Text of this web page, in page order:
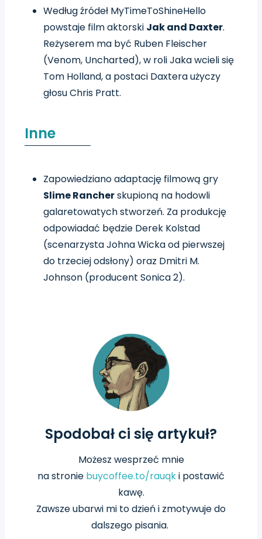
Według źródeł MyTimeToShineHello
powstaje film aktorski Jak and Daxter.
Reżyserem ma być Ruben Fleischer
(Venom, Uncharted), w roli Jaka wcieli się
Tom Holland, a postaci Daxtera użyczy
głosu Chris Pratt.
Inne
Zapowiedziano adaptację filmową gry
Slime Rancherskupioną na hodowli
galaretowatych stworzeń. Za produkcję
odpowiadać będzie Derek Kolstad
(scenarzysta Johna Wicka od pierwszej
do trzeciej odsłony) oraz Dmitri M.
Johnson (producent Sonica 2).
Spodobał ci się artykuł?
Możesz wesprzeć mnie
nastronie buycoffee.to/rauqki postawić
kawę.
Zawsze ubarwi mi to dzień i zmotywuje do
dalszego pisania.